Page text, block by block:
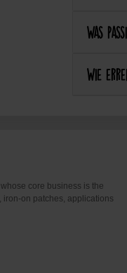
Was
Wie
core business is the
iron-on patches, applications